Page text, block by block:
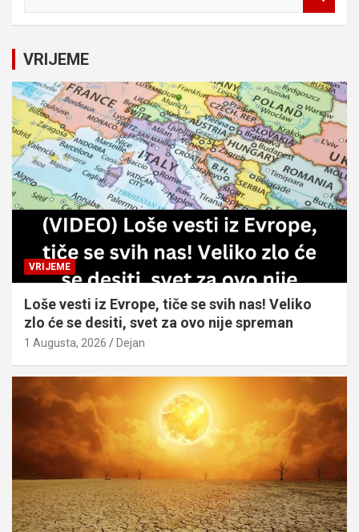
c
h
VRIJEME
VRIJEME
Loše vesti iz Evrope, tiče se svih nas! Veliko
zlo će se desiti, svet za ovo nije spreman
1 Augusta, 2026 Dejan